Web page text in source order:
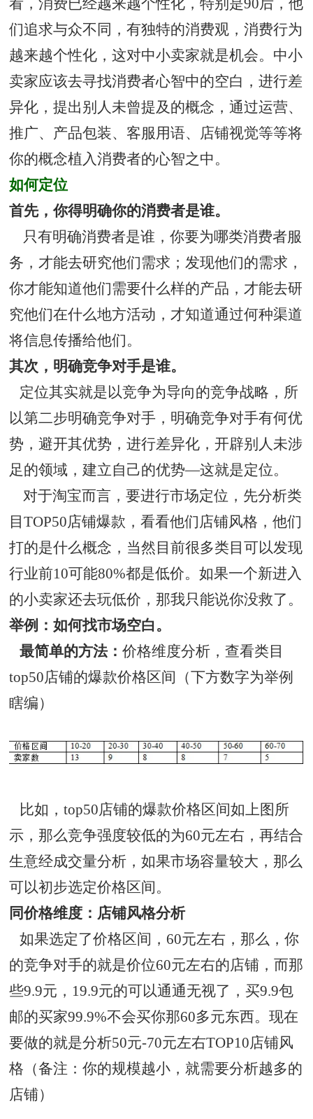
看，消费已经越来越个性化，特别是90后，他
们追求与众不同，有独特的消费观，消费行为
越来越个性化，这对中小卖家就是机会。中小
卖家应该去寻找消费者心智中的空白，进行差
异化，提出别人未曾提及的概念，通过运营、
推广、产品包装、客服用语、店铺视觉等等将
你的概念植入消费者的心智之中。
如何定位
首先，你得明确你的消费者是谁。
只有明确消费者是谁，你要为哪类消费者服
务，才能去研究他们需求；发现他们的需求，
你才能知道他们需要什么样的产品，才能去研
究他们在什么地方活动，才知道通过何种渠道
将信息传播给他们。
其次，明确竞争对手是谁。
定位其实就是以竞争为导向的竞争战略，所
以第二步明确竞争对手，明确竞争对手有何优
势，避开其优势，进行差异化，开辟别人未涉
足的领域，建立自己的优势—这就是定位。
对于淘宝而言，要进行市场定位，先分析类
目TOP50店铺爆款，看看他们店铺风格，他们
打的是什么概念，当然目前很多类目可以发现
行业前10可能80%都是低价。如果一个新进入
的小卖家还去玩低价，那我只能说你没救了。
举例：如何找市场空白。
最简单的方法：价格维度分析，查看类目
top50店铺的爆款价格区间（下方数字为举例
瞎编）
比如，top50店铺的爆款价格区间如上图所
示，那么竞争强度较低的为60元左右，再结合
生意经成交量分析，如果市场容量较大，那么
可以初步选定价格区间。
同价格维度：店铺风格分析
如果选定了价格区间，60元左右，那么，你
的竞争对手的就是价位60元左右的店铺，而那
些9.9元，19.9元的可以通通无视了，买9.9包
邮的买家99.9%不会买你那60多元东西。现在
要做的就是分析50元-70元左右TOP10店铺风
格（备注：你的规模越小，就需要分析越多的
店铺）